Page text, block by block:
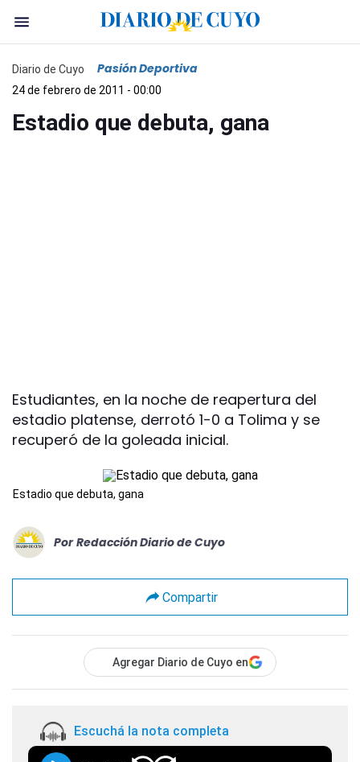
Diario de Cuyo Pasión Deportiva
24 de febrero de 2011 - 00:00
Estadio que debuta, gana
Estudiantes, en la noche de reapertura del
estadio platense, derrotó 1-0 a Tolima y se
recuperó de la goleada inicial.
Estadio que debuta, gana
Por Redacción Diario de Cuyo
Compartir
Agregar Diario de Cuyo en
Escuchá la nota completa